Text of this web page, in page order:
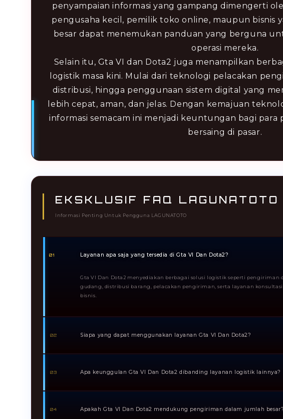
penyampaian informasi yang gampang dimengerti
pengusaha kecil, pemilik toko online, maupun bisnis
besar dapat menemukan panduan yang berguna
operasi mereka.
Selain itu, Gta VI dan Dota2 juga menampilkan
logistik masa kini. Mulai dari teknologi pelacakan
distribusi, hingga penggunaan sistem digital yang
lebih cepat, aman, dan jelas. Dengan kemajuan
informasi semacam ini menjadi keuntungan bagi para
bersaing di pasar.
EKSKLUSIF FAQ LAGUNATOTO
Informasi Penting Untuk Pengguna LAGUNATOTO
01 Layanan apa saja yang tersedia di Gta VI Dan Dota2?
Gta VI Dan Dota2 menyediakan berbagai solusi logistik seperti
gudang, distribusi barang, pelacakan pengiriman, serta layanan
bisnis.
02 Siapa yang dapat menggunakan layanan Gta VI Dan Dota2?
03 Apa keunggulan Gta VI Dan Dota2 dibanding layanan logistik lainnya?
https://criminologiacys.org/category/noticias/.
04 Apakah Gta VI Dan Dota2 mendukung pengiriman dalam jumlah besar?